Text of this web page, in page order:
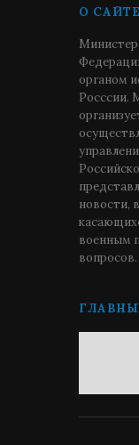
О САЙТЕ
органом
Росссии.
новости,
военным
вопросов.